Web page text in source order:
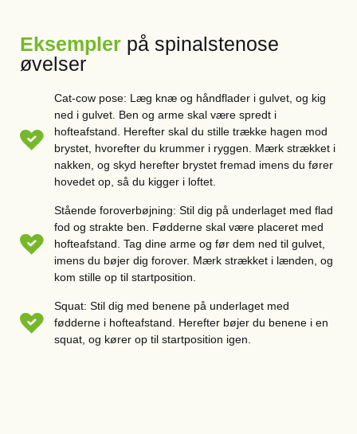
Eksempler på spinalstenose
øvelser
Cat-cow pose: Læg knæ og håndflader i gulvet, og kig
ned i gulvet. Ben og arme skal være spredt i
hofteafstand. Herefter skal du stille trække hagen mod
brystet, hvorefter du krummer i ryggen. Mærk strækket i
nakken, og skyd herefter brystet fremad imens du fører
hovedet op, så du kigger i loftet.
Stående foroverbøjning: Stil dig på underlaget med flad
fod og strakte ben. Fødderne skal være placeret med
hofteafstand. Tag dine arme og før dem ned til gulvet,
imens du bøjer dig forover. Mærk strækket i lænden, og
kom stille op til startposition.
Squat: Stil dig med benene på underlaget med
fødderne i hofteafstand. Herefter bøjer du benene i en
squat, og kører op til startposition igen.